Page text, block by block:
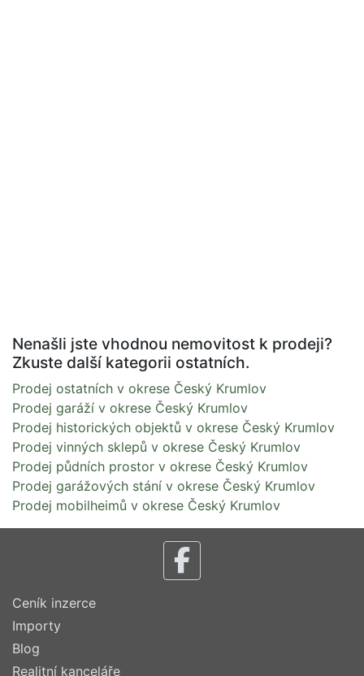
Nenašli jste vhodnou nemovitost k prodeji?
Zkuste další kategorii ostatních.
Prodej ostatních v okrese Český Krumlov
Prodej garáží v okrese Český Krumlov
Prodej historických objektů v okrese Český Krumlov
Prodej vinných sklepů v okrese Český Krumlov
Prodej půdních prostor v okrese Český Krumlov
Prodej garážových stání v okrese Český Krumlov
Prodej mobilheimů v okrese Český Krumlov
Ceník inzerce
Importy
Blog
Realitní kanceláře